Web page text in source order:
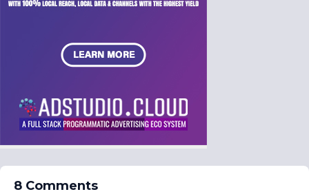
8 Comments